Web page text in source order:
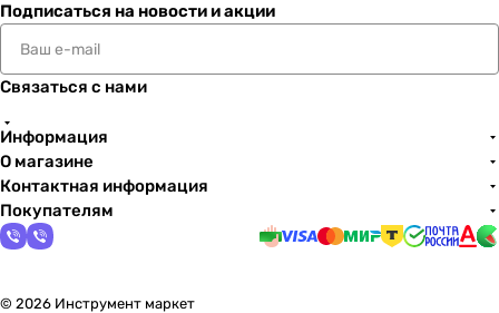
Подписаться на новости и акции
Связаться с нами
Информация
О магазине
Контактная информация
Покупателям
© 2026 Инструмент маркет